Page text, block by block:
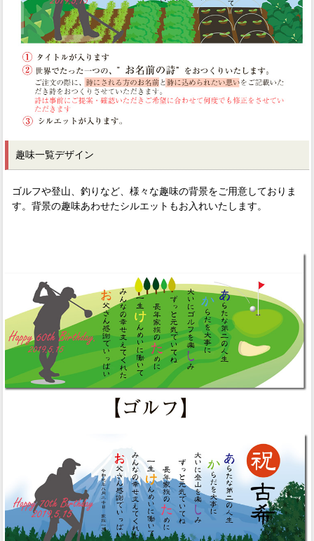
趣味一覧デザイン
ゴルフや登山、釣りなど、様々な趣味の背景をご用意しておりま
す。背景の趣味あわせたシルエットもお入れいたします。